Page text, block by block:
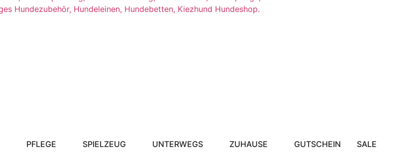
PFLEGE SPIELZEUG UNTERWEGS ZUHAUSE GUTSCHEIN SALE